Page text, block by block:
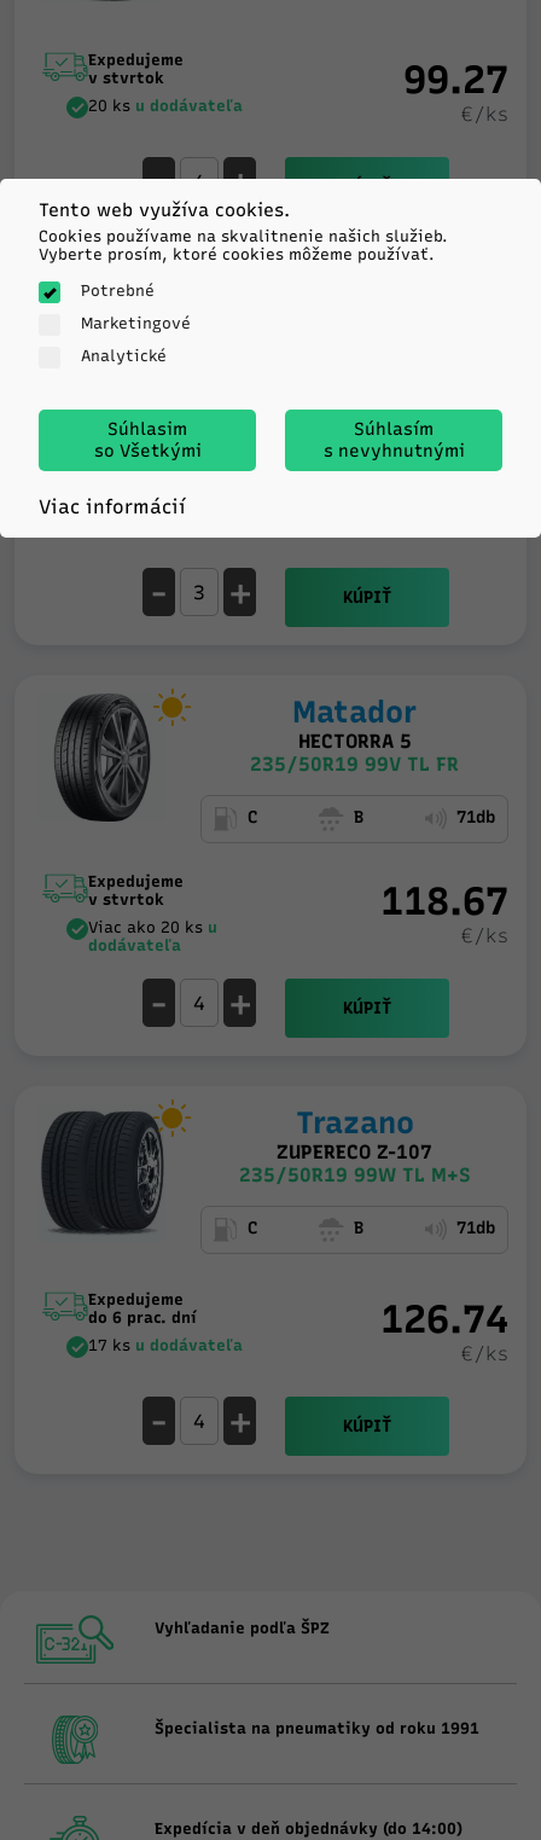
Expedujeme
v stvrtok
20 ks u dodávateľa
99.27
€/ks
- +
C B 71db
Expedujeme
3 ksu dodávateľa
- + KÚPIŤ
Matador
HECTORRA 5
235/50R19 99V TL FR
C B 71db
Expedujeme
v stvrtok
Viac ako 20 ks u
dodávateľa
118.67
€/ks
- + KÚPIŤ
Trazano
ZUPERECO Z-107
235/50R19 99W TL M+S
C B 71db
Expedujeme
do 6 prac. dní
17 ks u dodávateľa
126.74
€/ks
- + KÚPIŤ
Tento web využíva cookies.
Cookies používame na skvalitnenie našich služieb.
Vyberte prosím, ktoré cookies môžeme používať.
Potrebné
Marketingové
Analytické
Súhlasim
so Všetkými
Súhlasím
s nevyhnutnými
Viac informácií
Vyhľadanie podľa ŠPZ
Špecialista na pneumatiky od roku 1991
Expedícia v deň objednávky (do 14:00)